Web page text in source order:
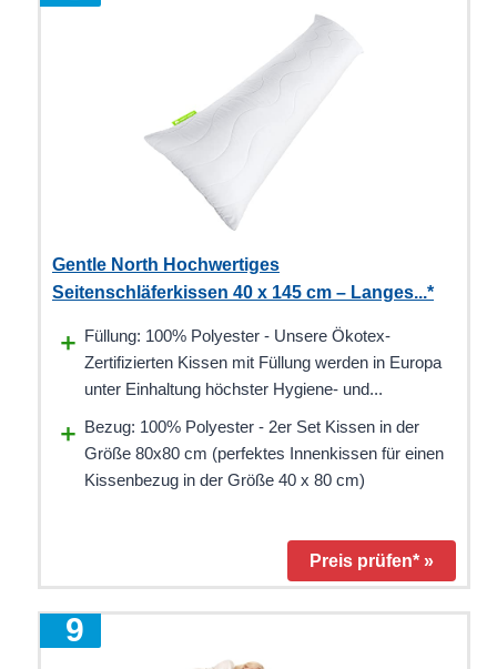
Gentle North Hochwertiges
Seitenschläferkissen 40 x 145 cm – Langes...*
Füllung: 100% Polyester - Unsere Ökotex-
Zertifizierten Kissen mit Füllung werden in Europa
unter Einhaltung höchster Hygiene- und...
Bezug: 100% Polyester - 2er Set Kissen in der
Größe 80x80 cm (perfektes Innenkissen für einen
Kissenbezug in der Größe 40 x 80 cm)
Preis prüfen* »